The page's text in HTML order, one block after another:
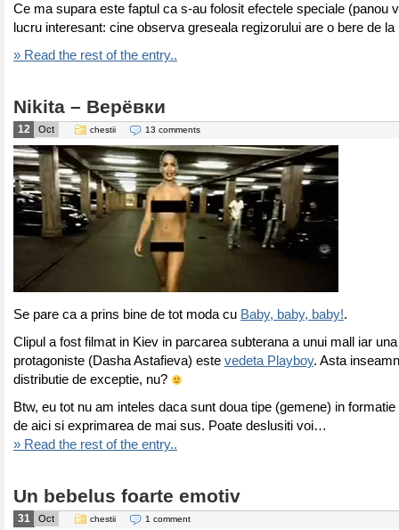
Ce ma supara este faptul ca s-au folosit efectele speciale (panou
lucru interesant: cine observa greseala regizorului are o bere de la
» Read the rest of the entry..
Nikita – Верёвки
12 Oct chestii 13 comments
Se pare ca a prins bine de tot moda cu Baby, baby, baby!.
Clipul a fost filmat in Kiev in parcarea subterana a unui mall iar
protagoniste (Dasha Astafieva) este vedeta Playboy. Asta
distributie de exceptie, nu?
Btw, eu tot nu am inteles daca sunt doua tipe (gemene) in
de aici si exprimarea de mai sus. Poate deslusiti voi…
» Read the rest of the entry..
Un bebelus foarte emotiv
31 Oct chestii 1 comment